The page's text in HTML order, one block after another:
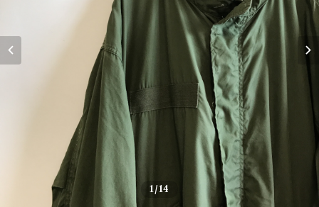
1/14